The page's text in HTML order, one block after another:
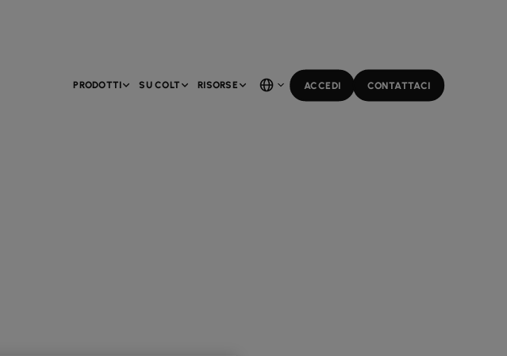
PRODOTTI SU COLT RISORSE ACCEDI CONTATTACI